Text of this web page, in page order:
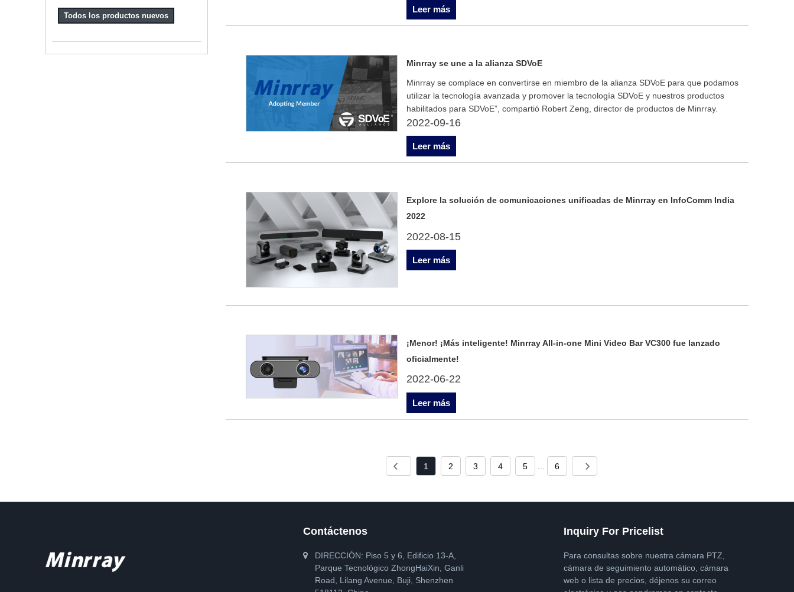
Todos los productos nuevos
Leer más
Minrray se une a la alianza SDVoE
Minrray se complace en convertirse en miembro de la alianza SDVoE para que podamos
utilizar la tecnología avanzada y promover la tecnología SDVoE y nuestros productos
habilitados para SDVoE”, compartió Robert Zeng, director de productos de Minrray.
2022-09-16
Leer más
Explore la solución de comunicaciones unificadas de Minrray en InfoComm India
2022
2022-08-15
Leer más
¡Menor! ¡Más inteligente! Minrray All-in-one Mini Video Bar VC300 fue lanzado
oficialmente!
2022-06-22
Leer más
1 2 3 4 5 6
Contáctenos
DIRECCIÓN: Piso 5 y 6, Edificio 13-A,
Parque Tecnológico ZhongHaiXin, Ganli
Road, Lilang Avenue, Buji, Shenzhen
Inquiry For Pricelist
Para consultas sobre nuestra cámara PTZ,
cámara de seguimiento automático, cámara
web o lista de precios, déjenos su correo